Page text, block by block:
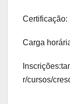
Certificação:
Carga
r/cursos/